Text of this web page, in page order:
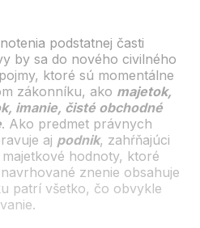
podstatnej časti
by sa do nového civilného
ktoré sú momentálne
zákonníku, ako majetok,
imanie, čisté obchodné
. Ako predmet právnych
aj podnik, zahŕňajúci
hodnoty, ktoré
znenie obsahuje
patrí všetko, čo obvykle